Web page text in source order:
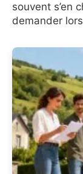
souvent s’en
demander